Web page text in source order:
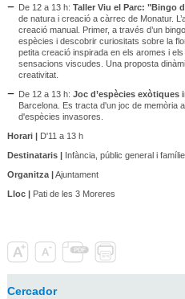
De 12 a 13 h: Taller Viu el Parc: "Bingo
de natura i creació a càrrec de Monatur.
creació manual. Primer, a través d’un
espècies i descobrir curiositats sobre la
petita creació inspirada en els aromes i
sensacions viscudes. Una proposta
creativitat.
De 12 a 13 h: Joc d’espècies exòtiques
Barcelona. Es tracta d'un joc de memòria
d'espècies invasores.
Horari |D'11 a 13 h
Destinataris |Infància, públic general i
Organitza |Ajuntament
Lloc |Pati de les 3 Moreres
Cercador